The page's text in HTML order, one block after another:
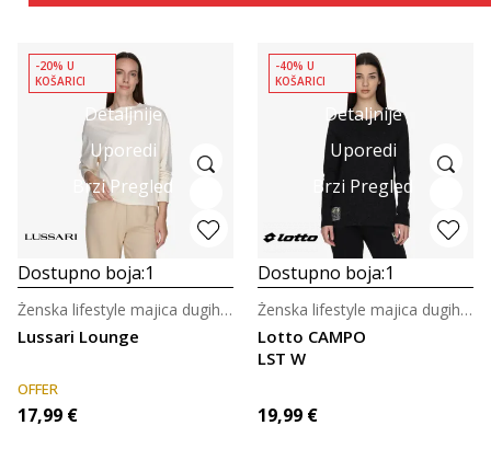
Detaljnije
Uporedi
Brzi Pregled
-20% U
KOŠARICI
Dostupno boja:1
Lussari Lounge
Ženska lifestyle majica dugih rukava
OFFER
17,99 €
Detaljnije
Uporedi
Brzi Pregled
-40% U
KOŠARICI
Dostupno boja:1
Lotto CAMPO
LST W
Ženska lifestyle majica dugih rukava
19,99 €